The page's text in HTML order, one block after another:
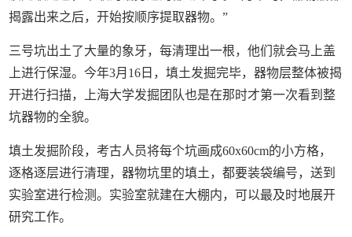
揭露出来之后，开始按顺序提取器物。”
三号坑出土了大量的象牙，每清理出一根，他们就会马上盖
上进行保湿。今年3月16日，填土发掘完毕，器物层整体被揭
开进行扫描，上海大学发掘团队也是在那时才第一次看到整
坑器物的全貌。
填土发掘阶段，考古人员将每个坑画成60x60cm的小方格，
逐格逐层进行清理，器物坑里的填土，都要装袋编号，送到
实验室进行检测。实验室就建在大棚内，可以最及时地展开
研究工作。